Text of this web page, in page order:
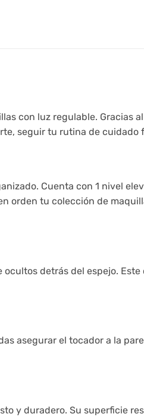
con luz regulable. Gracias
seguir tu rutina de cuidado
Cuenta con 1 nivel
orden tu colección de
detrás del espejo.
asegurar el tocador a la
y duradero. Su superficie